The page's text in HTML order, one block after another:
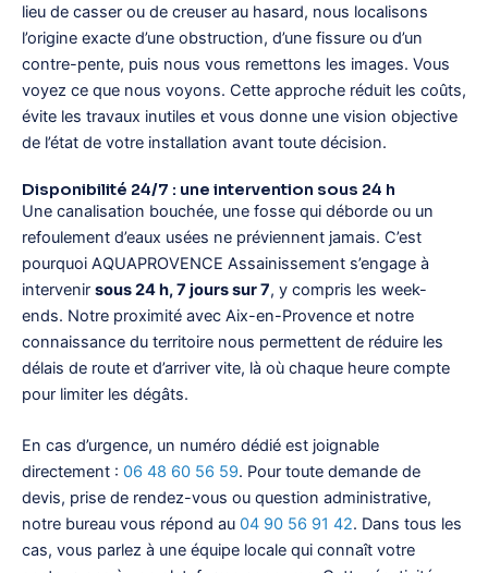
lieu de casser ou de creuser au hasard, nous localisons
l’origine exacte d’une obstruction, d’une fissure ou d’un
contre-pente, puis nous vous remettons les images. Vous
voyez ce que nous voyons. Cette approche réduit les coûts,
évite les travaux inutiles et vous donne une vision objective
de l’état de votre installation avant toute décision.
Disponibilité 24/7 : une intervention sous 24 h
Une canalisation bouchée, une fosse qui déborde ou un
refoulement d’eaux usées ne préviennent jamais. C’est
pourquoi AQUAPROVENCE Assainissement s’engage à
intervenir sous 24 h, 7 jours sur 7, y compris les week-
ends. Notre proximité avec Aix-en-Provence et notre
connaissance du territoire nous permettent de réduire les
délais de route et d’arriver vite, là où chaque heure compte
pour limiter les dégâts.
En cas d’urgence, un numéro dédié est joignable
directement : 06 48 60 56 59. Pour toute demande de
devis, prise de rendez-vous ou question administrative,
notre bureau vous répond au 04 90 56 91 42. Dans tous les
cas, vous parlez à une équipe locale qui connaît votre